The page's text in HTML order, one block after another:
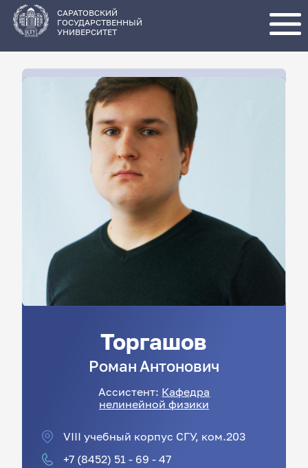
основному
содержанию
САРАТОВСКИЙ
ГОСУДАРСТВЕННЫЙ
УНИВЕРСИТЕТ
Торгашов
Роман Антонович
Ассистент: Кафедра
нелинейной физики
VIII учебный корпус СГУ, ком.203
+7 (8452) 51 - 69 - 47